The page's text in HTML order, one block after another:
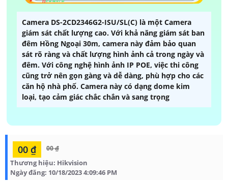
Camera DS-2CD2346G2-ISU/SL(C) là một Camera
giám sát chất lượng cao. Với khả năng giám sát ban
đêm Hồng Ngoại 30m, camera này đảm bảo quan
sát rõ ràng và chất lượng hình ảnh cả trong ngày và
đêm. Với công nghệ hình ảnh IP POE, việc thi công
cũng trở nên gọn gàng và dễ dàng, phù hợp cho các
căn hộ nhà phố. Camera này có dạng dome kim
loại, tạo cảm giác chắc chắn và sang trọng
00 ₫ 00 ₫
Thương hiệu: Hikvision
Ngày đăng: 10/18/2023 4:09:46 PM